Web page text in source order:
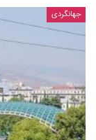
جهانگردی